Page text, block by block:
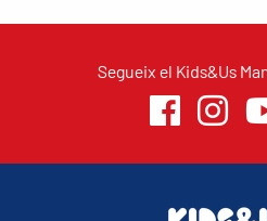
Segueix el Kids&Us